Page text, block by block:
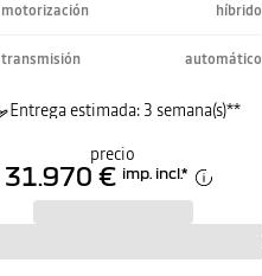
motorización híbrido
transmisión automático
Entrega estimada: 3 semana(s)**
precio
31.970 € imp. incl.*